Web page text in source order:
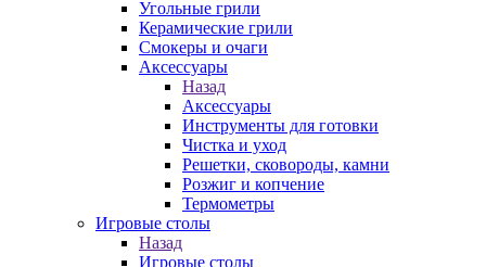
Угольные грили
Керамические грили
Смокеры и очаги
Аксессуары
Назад
Аксессуары
Инструменты для готовки
Чистка и уход
Решетки, сковороды, камни
Розжиг и копчение
Термометры
Игровые столы
Назад
Игровые столы